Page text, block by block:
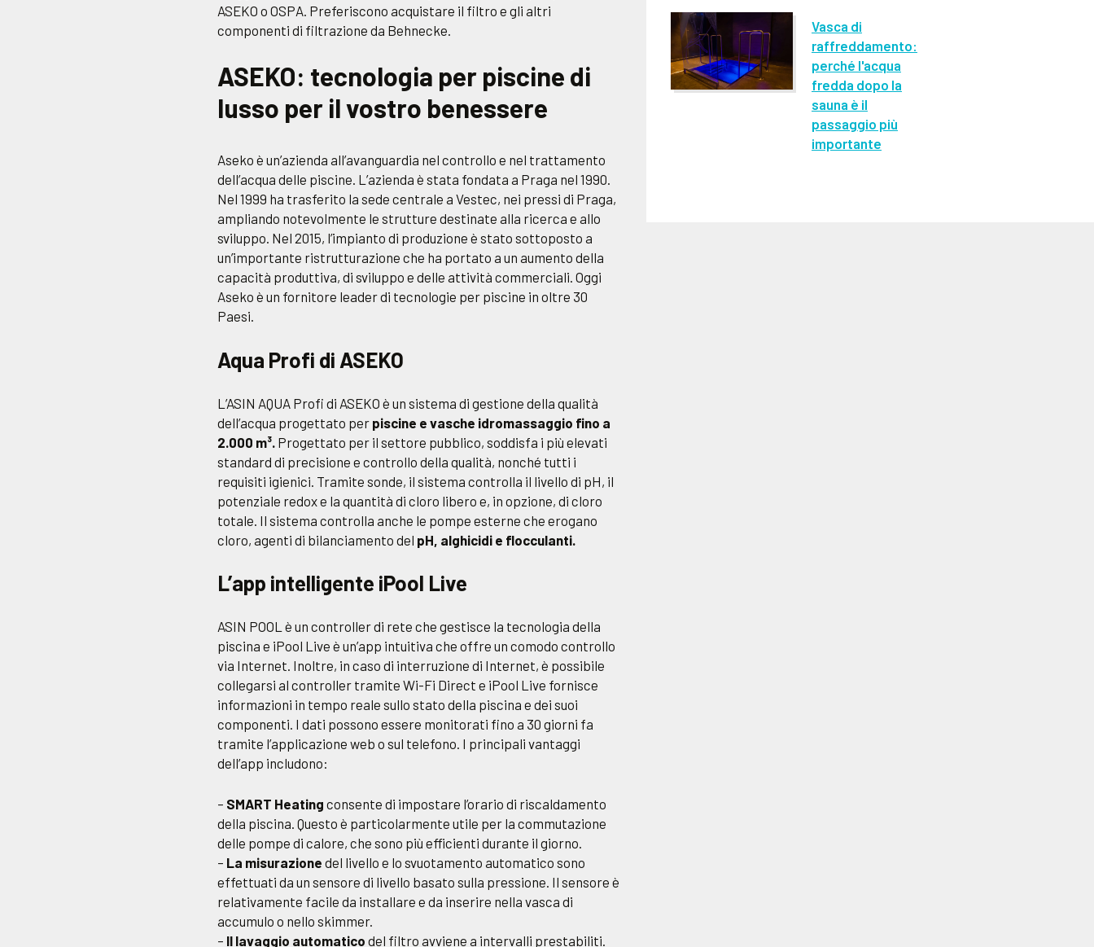
ASEKO o OSPA. Preferiscono acquistare il filtro e gli altri
componenti di filtrazione da Behnecke.
ASEKO: tecnologia per piscine di
lusso per il vostro benessere
Aseko è un’azienda all’avanguardia nel controllo e nel trattamento
dell’acqua delle piscine. L’azienda è stata fondata a Praga nel 1990.
Nel 1999 ha trasferito la sede centrale a Vestec, nei pressi di Praga,
ampliando notevolmente le strutture destinate alla ricerca e allo
sviluppo. Nel 2015, l’impianto di produzione è stato sottoposto a
un’importante ristrutturazione che ha portato a un aumento della
capacità produttiva, di sviluppo e delle attività commerciali. Oggi
Aseko è un fornitore leader di tecnologie per piscine in oltre 30
Paesi.
Aqua Profi di ASEKO
L’ASIN AQUA Profi di ASEKO è un sistema di gestione della qualità
dell’acqua progettato per piscine e vasche idromassaggio fino a
2.000 m³. Progettato per il settore pubblico, soddisfa i più elevati
standard di precisione e controllo della qualità, nonché tutti i
requisiti igienici. Tramite sonde, il sistema controlla il livello di pH, il
potenziale redox e la quantità di cloro libero e, in opzione, di cloro
totale. Il sistema controlla anche le pompe esterne che erogano
cloro, agenti di bilanciamento del pH, alghicidi e flocculanti.
L’app intelligente iPool Live
ASIN POOL è un controller di rete che gestisce la tecnologia della
piscina e iPool Live è un’app intuitiva che offre un comodo controllo
via Internet. Inoltre, in caso di interruzione di Internet, è possibile
collegarsi al controller tramite Wi-Fi Direct e iPool Live fornisce
informazioni in tempo reale sullo stato della piscina e dei suoi
componenti. I dati possono essere monitorati fino a 30 giorni fa
tramite l’applicazione web o sul telefono. I principali vantaggi
dell’app includono:
– SMART Heating consente di impostare l’orario di riscaldamento
della piscina. Questo è particolarmente utile per la commutazione
delle pompe di calore, che sono più efficienti durante il giorno.
– La misurazione del livello e lo svuotamento automatico sono
effettuati da un sensore di livello basato sulla pressione. Il sensore è
relativamente facile da installare e da inserire nella vasca di
accumulo o nello skimmer.
– Il lavaggio automatico del filtro avviene a intervalli prestabiliti.
Vasca di
raffreddamento:
perché l'acqua
fredda dopo la
sauna è il
passaggio più
importante